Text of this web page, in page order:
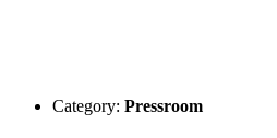
Category: Pressroom